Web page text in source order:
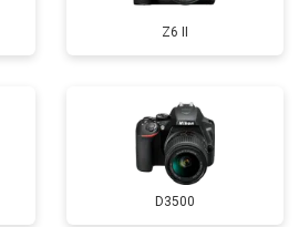
Z6 II
D3500